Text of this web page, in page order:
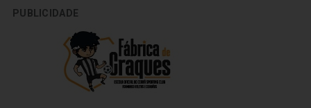
PUBLICIDADE